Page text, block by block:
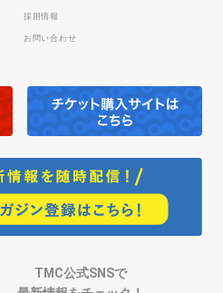
採用情報
お問い合わせ
TMC公式SNSで